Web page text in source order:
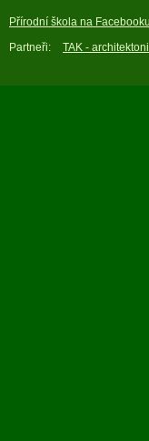
Přírodní škola na Facebooku
Partneři:
TAK -